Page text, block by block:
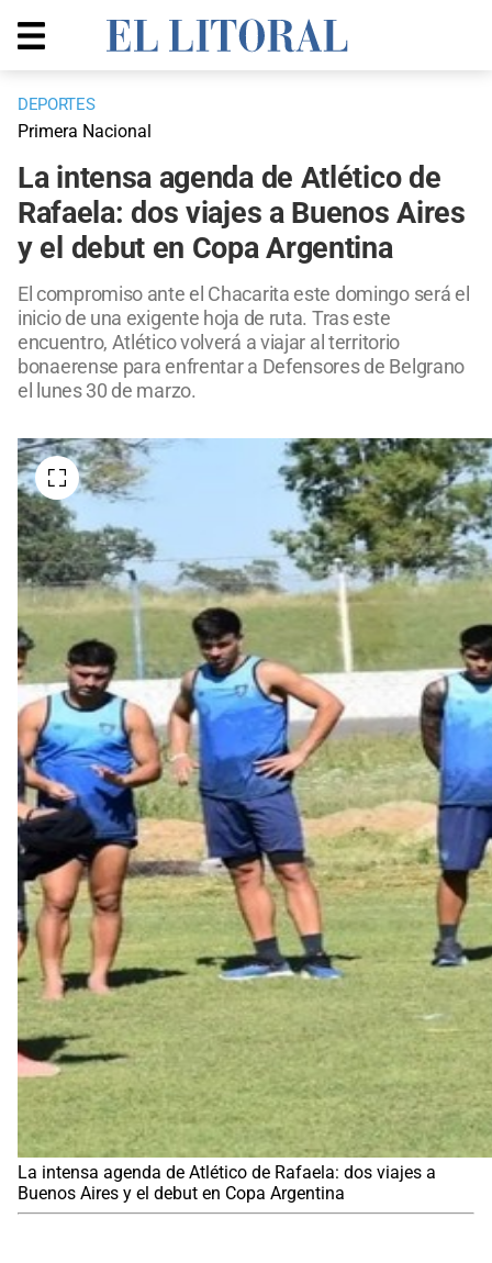
DEPORTES
Primera Nacional
La intensa agenda de Atlético de
Rafaela: dos viajes a Buenos Aires
y el debut en Copa Argentina
El compromiso ante el Chacarita este domingo será el
inicio de una exigente hoja de ruta. Tras este
encuentro, Atlético volverá a viajar al territorio
bonaerense para enfrentar a Defensores de Belgrano
el lunes 30 de marzo.
La intensa agenda de Atlético de Rafaela: dos viajes a
Buenos Aires y el debut en Copa Argentina